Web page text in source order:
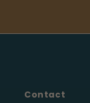
Contact